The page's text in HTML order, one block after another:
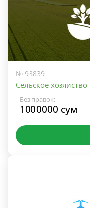
№ 98839
Сельское хозяйство
Без правок:
1000000 сум